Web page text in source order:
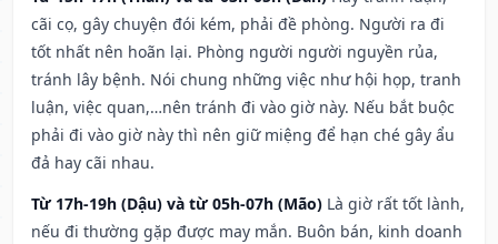
cãi cọ, gây chuyện đói kém, phải đề phòng. Người ra đi
tốt nhất nên hoãn lại. Phòng người người nguyền rủa,
tránh lây bệnh. Nói chung những việc như hội họp, tranh
luận, việc quan,…nên tránh đi vào giờ này. Nếu bắt buộc
phải đi vào giờ này thì nên giữ miệng để hạn ché gây ẩu
đả hay cãi nhau.
Từ 17h-19h (Dậu) và từ 05h-07h (Mão) Là giờ rất tốt lành,
nếu đi thường gặp được may mắn. Buôn bán, kinh doanh